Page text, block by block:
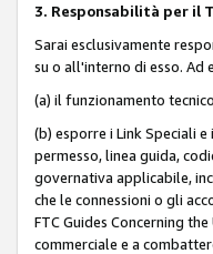
3. Responsabilità per il
Sarai esclusivamente
su o all'interno di esso. Ad
(a) il funzionamento
(b) esporre i Link Speciali
permesso, linea guida,
governativa applicabile,
che le connessioni o gli
FTC Guides Concerning
commerciale e a